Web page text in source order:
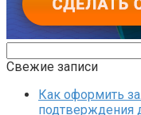
Свежие записи
Как оформить
подтверждения